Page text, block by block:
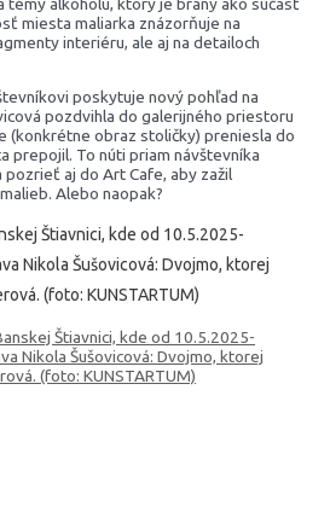
miesta maliarka znázorňuje na
interiéru, ale aj na detailoch
poskytuje nový pohľad na
pozdvihla do galerijného priestoru
(konkrétne obraz stoličky) preniesla do
prepojil. To núti priam návštevníka
pozrieť aj do Art Cafe, aby zažil
Alebo naopak?
Štiavnici, kde od 10.5.2025-
Nikola Šušovicová: Dvojmo, ktorej
(foto: KUNSTARTUM)